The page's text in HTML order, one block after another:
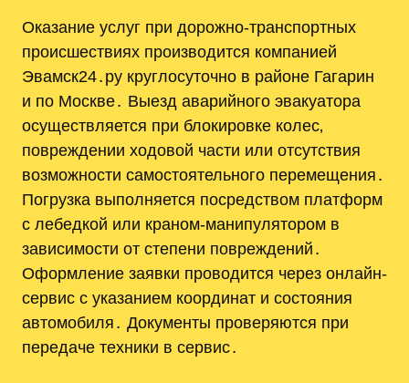
Оказание услуг при дорожно-транспортных
происшествиях производится компанией
Эвамск24․ру круглосуточно в районе Гагарин
и по Москве․ Выезд аварийного эвакуатора
осуществляется при блокировке колес‚
повреждении ходовой части или отсутствия
возможности самостоятельного перемещения․
Погрузка выполняется посредством платформ
с лебедкой или краном-манипулятором в
зависимости от степени повреждений․
Оформление заявки проводится через онлайн-
сервис с указанием координат и состояния
автомобиля․ Документы проверяются при
передаче техники в сервис․